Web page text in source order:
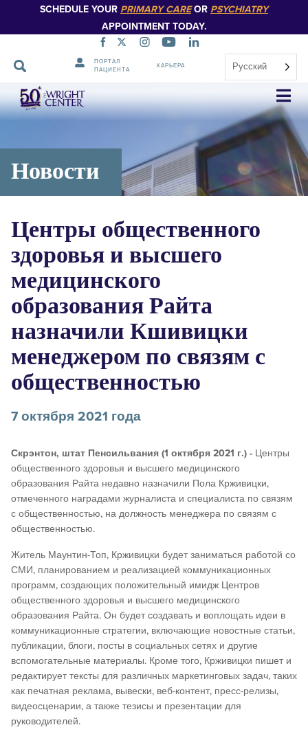
SCHEDULE YOUR PRIMARY CAREOR PSYCHIATRY
APPOINTMENT TODAY.
ПОРТАЛ
ПАЦИЕНТА
КАРЬЕРА Русский
Пропустить
навигацию
Новости
Центры общественного
здоровья и высшего
медицинского
образования Райта
назначили Кшивицки
менеджером по связям с
общественностью
7 октября 2021 года
Скрэнтон, штат Пенсильвания (1 октября 2021 г.) - Центры
общественного здоровья и высшего медицинского
образования Райта недавно назначили Пола Крживицки,
отмеченного наградами журналиста и специалиста по связям
с общественностью, на должность менеджера по связям с
общественностью.
Житель Маунтин-Топ, Крживицки будет заниматься работой со
СМИ, планированием и реализацией коммуникационных
программ, создающих положительный имидж Центров
общественного здоровья и высшего медицинского
образования Райта. Он будет создавать и воплощать идеи в
коммуникационные стратегии, включающие новостные статьи,
публикации, блоги, посты в социальных сетях и другие
вспомогательные материалы. Кроме того, Крживицки пишет и
редактирует тексты для различных маркетинговых задач, таких
как печатная реклама, вывески, веб-контент, пресс-релизы,
видеосценарии, а также тезисы и презентации для
руководителей.